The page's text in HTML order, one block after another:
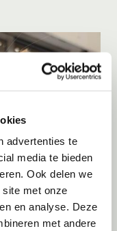
advertenties te
media te bieden
Ook delen we
met onze
en analyse. Deze
met andere